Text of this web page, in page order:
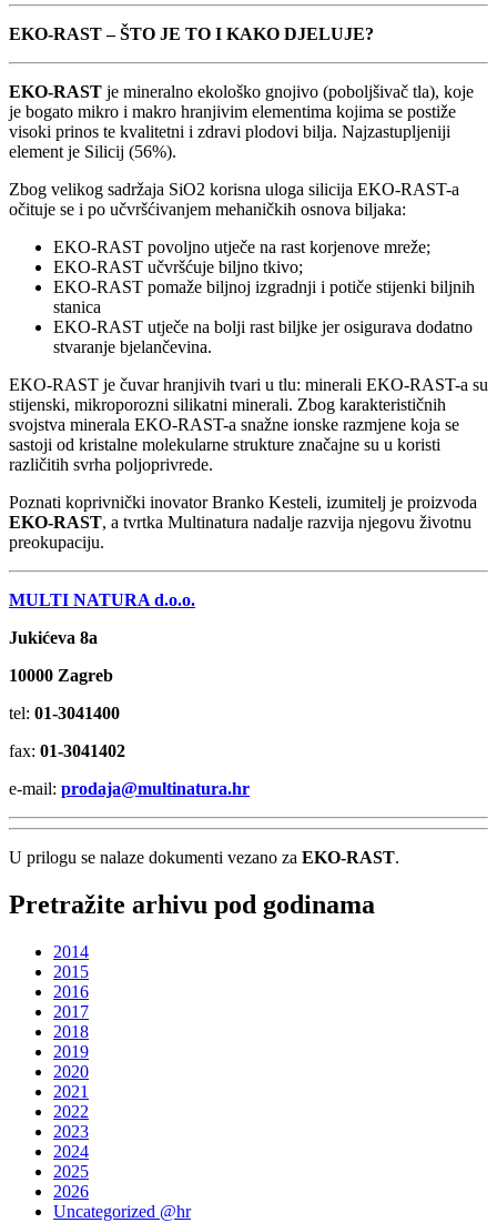
EKO-RAST – ŠTO JE TO I KAKO DJELUJE?
EKO-RAST je mineralno ekološko gnojivo (poboljšivač tla), koje
je bogato mikro i makro hranjivim elementima kojima se postiže
visoki prinos te kvalitetni i zdravi plodovi bilja. Najzastupljeniji
element je Silicij (56%).
Zbog velikog sadržaja SiO2 korisna uloga silicija EKO-RAST-a
očituje se i po učvršćivanjem mehaničkih osnova biljaka:
EKO-RAST povoljno utječe na rast korjenove mreže;
EKO-RAST učvršćuje biljno tkivo;
EKO-RAST pomaže biljnoj izgradnji i potiče stijenki biljnih
stanica
EKO-RAST utječe na bolji rast biljke jer osigurava dodatno
stvaranje bjelančevina.
EKO-RAST je čuvar hranjivih tvari u tlu: minerali EKO-RAST-a su
stijenski, mikroporozni silikatni minerali. Zbog karakterističnih
svojstva minerala EKO-RAST-a snažne ionske razmjene koja se
sastoji od kristalne molekularne strukture značajne su u koristi
različitih svrha poljoprivrede.
Poznati koprivnički inovator Branko Kesteli, izumitelj je proizvoda
EKO-RAST, a tvrtka Multinatura nadalje razvija njegovu životnu
preokupaciju.
MULTI NATURA d.o.o.
Jukićeva 8a
10000 Zagreb
tel: 01-3041400
fax: 01-3041402
e-mail: prodaja@multinatura.hr
U prilogu se nalaze dokumenti vezano za EKO-RAST.
Pretražite arhivu pod godinama
2014
2015
2016
2017
2018
2019
2020
2021
2022
2023
2024
2025
2026
Uncategorized @hr